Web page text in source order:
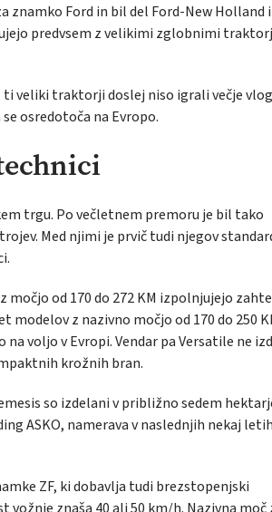
znamko Ford in bil del Ford-New Holland
predvsem z velikimi zglobnimi
veliki traktorji doslej niso igrali večje
osredotoča na Evropo.
trgu. Po večletnem premoru je bil tako
Med njimi je prvič tudi njegov
od 170 do 272 KM izpolnjujejo
z nazivno močjo od 170 do 250
voljo v Evropi. Vendar pa Versatile ne
krožnih bran.
so izdelani v približno sedem
ASKO, namerava v naslednjih nekaj
ZF, ki dobavlja tudi brezstopenjski
znaša 40 ali 50 km/h. Nazivna moč